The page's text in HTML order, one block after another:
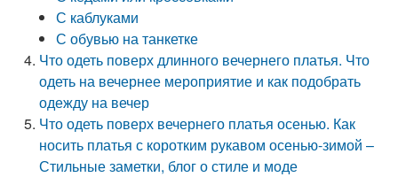
С каблуками
С обувью на танкетке
Что одеть поверх длинного вечернего платья. Что
одеть на вечернее мероприятие и как подобрать
одежду на вечер
Что одеть поверх вечернего платья осенью. Как
носить платья с коротким рукавом осенью-зимой –
Стильные заметки, блог о стиле и моде